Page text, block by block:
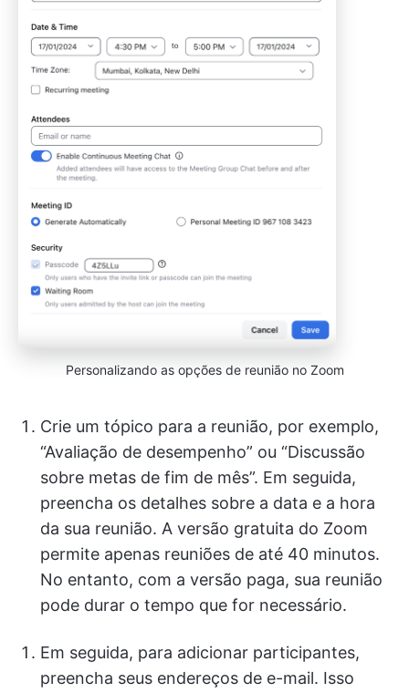
Personalizando as opções de reunião no Zoom
Crie um tópico para a reunião, por exemplo,
“Avaliação de desempenho” ou “Discussão
sobre metas de fim de mês”. Em seguida,
preencha os detalhes sobre a data e a hora
da sua reunião. A versão gratuita do Zoom
permite apenas reuniões de até 40 minutos.
No entanto, com a versão paga, sua reunião
pode durar o tempo que for necessário.
Em seguida, para adicionar participantes,
preencha seus endereços de e-mail. Isso